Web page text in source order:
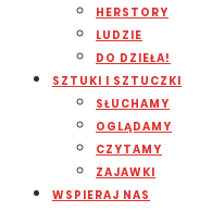
HERSTORY
LUDZIE
DO DZIEŁA!
SZTUKI I SZTUCZKI
SŁUCHAMY
OGLĄDAMY
CZYTAMY
ZAJAWKI
WSPIERAJ NAS